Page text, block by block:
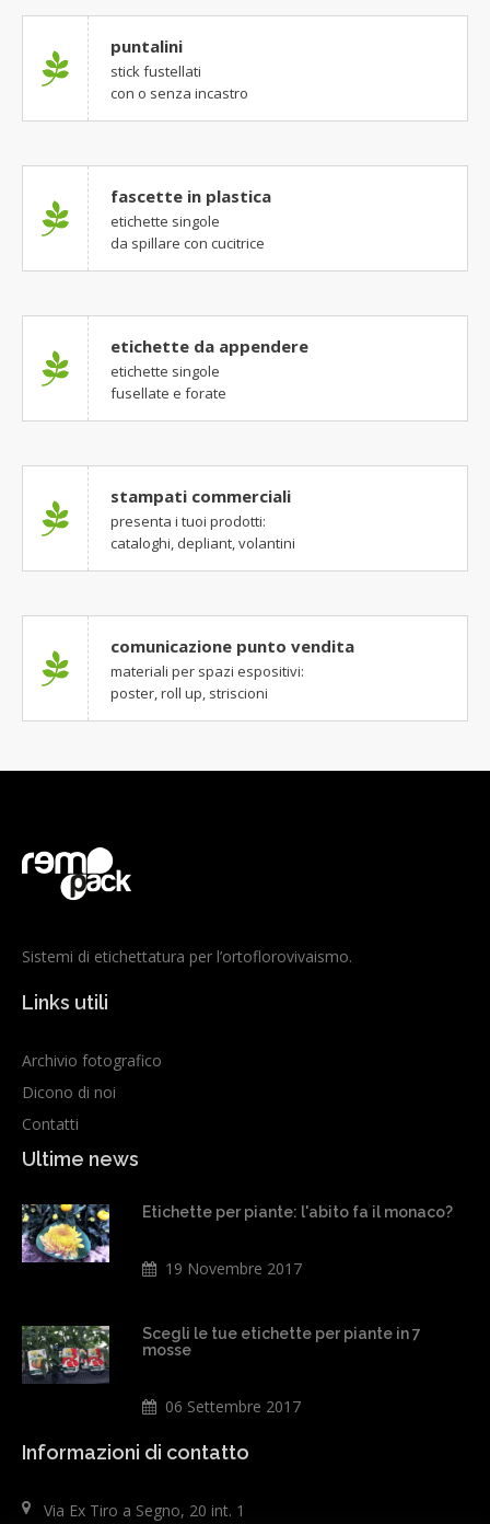
puntalini
stick fustellati
con o senza incastro
fascette in plastica
etichette singole
da spillare con cucitrice
etichette da appendere
etichette singole
fusellate e forate
stampati commerciali
presenta i tuoi prodotti:
cataloghi, depliant, volantini
comunicazione punto vendita
materiali per spazi espositivi:
poster, roll up, striscioni
Sistemi di etichettatura per l’ortoflorovivaismo.
Links utili
Archivio fotografico
Dicono di noi
Contatti
Ultime news
Etichette per piante: l'abito fa il monaco?
19 Novembre 2017
Scegli le tue etichette per piante in 7
mosse
06 Settembre 2017
Informazioni di contatto
Via Ex Tiro a Segno, 20 int. 1